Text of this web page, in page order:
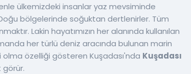
ülkemizdeki insanlar yaz mevsiminde
bölgelerinde soğuktan dertlenirler. Tüm
Lakin hayatımızın her alanında kullanılan
her türlü deniz aracında bulunan marin
özelliği gösteren Kuşadası'nda Kuşadası
görür.